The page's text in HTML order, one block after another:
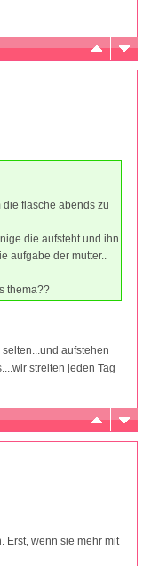
flasche abends zu
die aufsteht und ihn
aufgabe der mutter..
thema??
aufstehen
streiten jeden Tag
Erst, wenn sie mehr mit